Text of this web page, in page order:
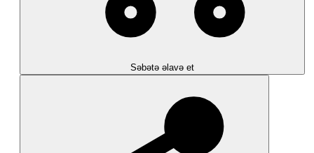
Səbətə əlavə et